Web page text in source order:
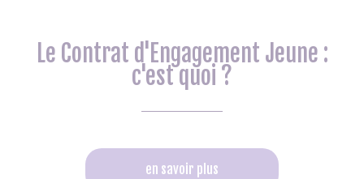
Le Contrat d'Engagement Jeune :
c'est quoi ?
en savoir plus